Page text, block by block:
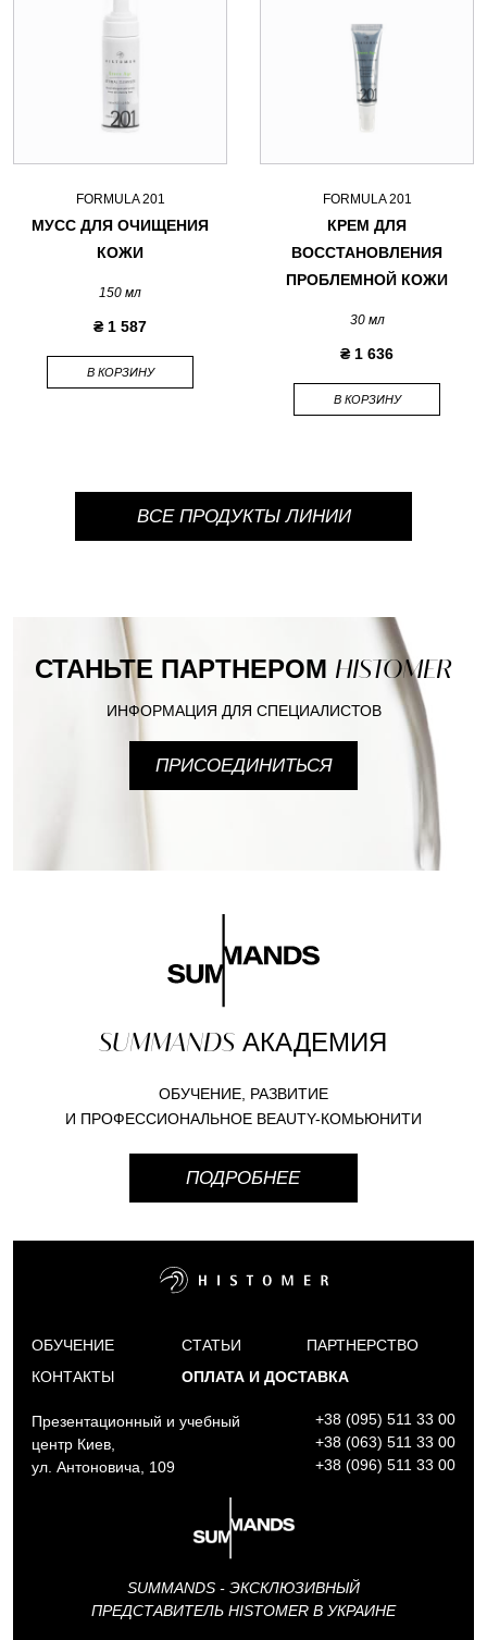
FORMULA 201
МУСС ДЛЯ ОЧИЩЕНИЯ
КОЖИ
150 мл
₴ 1 587
В КОРЗИНУ
FORMULA 201
КРЕМ ДЛЯ
ВОССТАНОВЛЕНИЯ
ПРОБЛЕМНОЙ КОЖИ
30 мл
₴ 1 636
В КОРЗИНУ
ВСЕ ПРОДУКТЫ ЛИНИИ
СТАНЬТЕ ПАРТНЕРОМ HISTOMER
ИНФОРМАЦИЯ ДЛЯ СПЕЦИАЛИСТОВ
ПРИСОЕДИНИТЬСЯ
SUMMANDS АКАДЕМИЯ
ОБУЧЕНИЕ, РАЗВИТИЕ
И ПРОФЕССИОНАЛЬНОЕ BEAUTY-КОМЬЮНИТИ
ПОДРОБНЕЕ
ОБУЧЕНИЕ
КОНТАКТЫ
СТАТЬИ
ПАРТНЕРСТВО
ОПЛАТА И ДОСТАВКА
Презентационный и учебный
центр Киев,
ул. Антоновича, 109
+38 (095) 511 33 00
+38 (063) 511 33 00
+38 (096) 511 33 00
SUMMANDS - ЭКСКЛЮЗИВНЫЙ
ПРЕДСТАВИТЕЛЬ HISTOMER В УКРАИНЕ